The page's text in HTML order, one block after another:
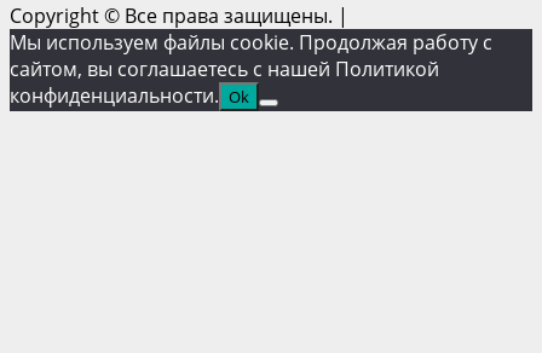
Copyright © Все права защищены. |
Мы используем файлы cookie. Продолжая работу с
сайтом, вы соглашаетесь с нашей Политикой
конфиденциальности. Ok